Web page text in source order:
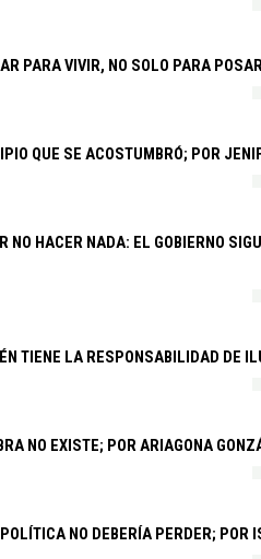
PARA VIVIR, NO SOLO PARA
QUE SE ACOSTUMBRÓ; POR
NO HACER NADA: EL GOBIERNO
TIENE LA RESPONSABILIDAD DE
NO EXISTE; POR ARIAGONA
NO DEBERÍA PERDER; POR